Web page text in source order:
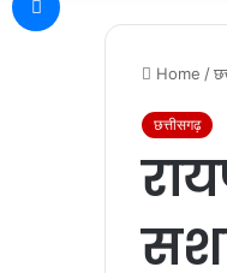
Home /
छत्तीसगढ़